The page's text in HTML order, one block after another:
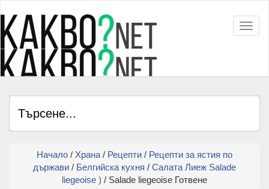
Начало / Храна / Рецепти / Рецепти за ястия по
държави / Белгийска кухня / Салата Лиеж Salade
liеgeoise ) / Salade liеgeoise Готвене